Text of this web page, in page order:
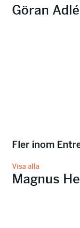
Göran
Fler inom
Visa alla
Magnus